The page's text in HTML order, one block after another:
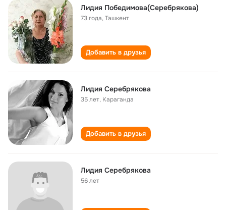
Лидия Победимова(Серебрякова)
73 года,Ташкент
Добавить в друзья
Лидия Серебрякова
35 лет, Караганда
Добавить в друзья
Лидия Серебрякова
56 лет